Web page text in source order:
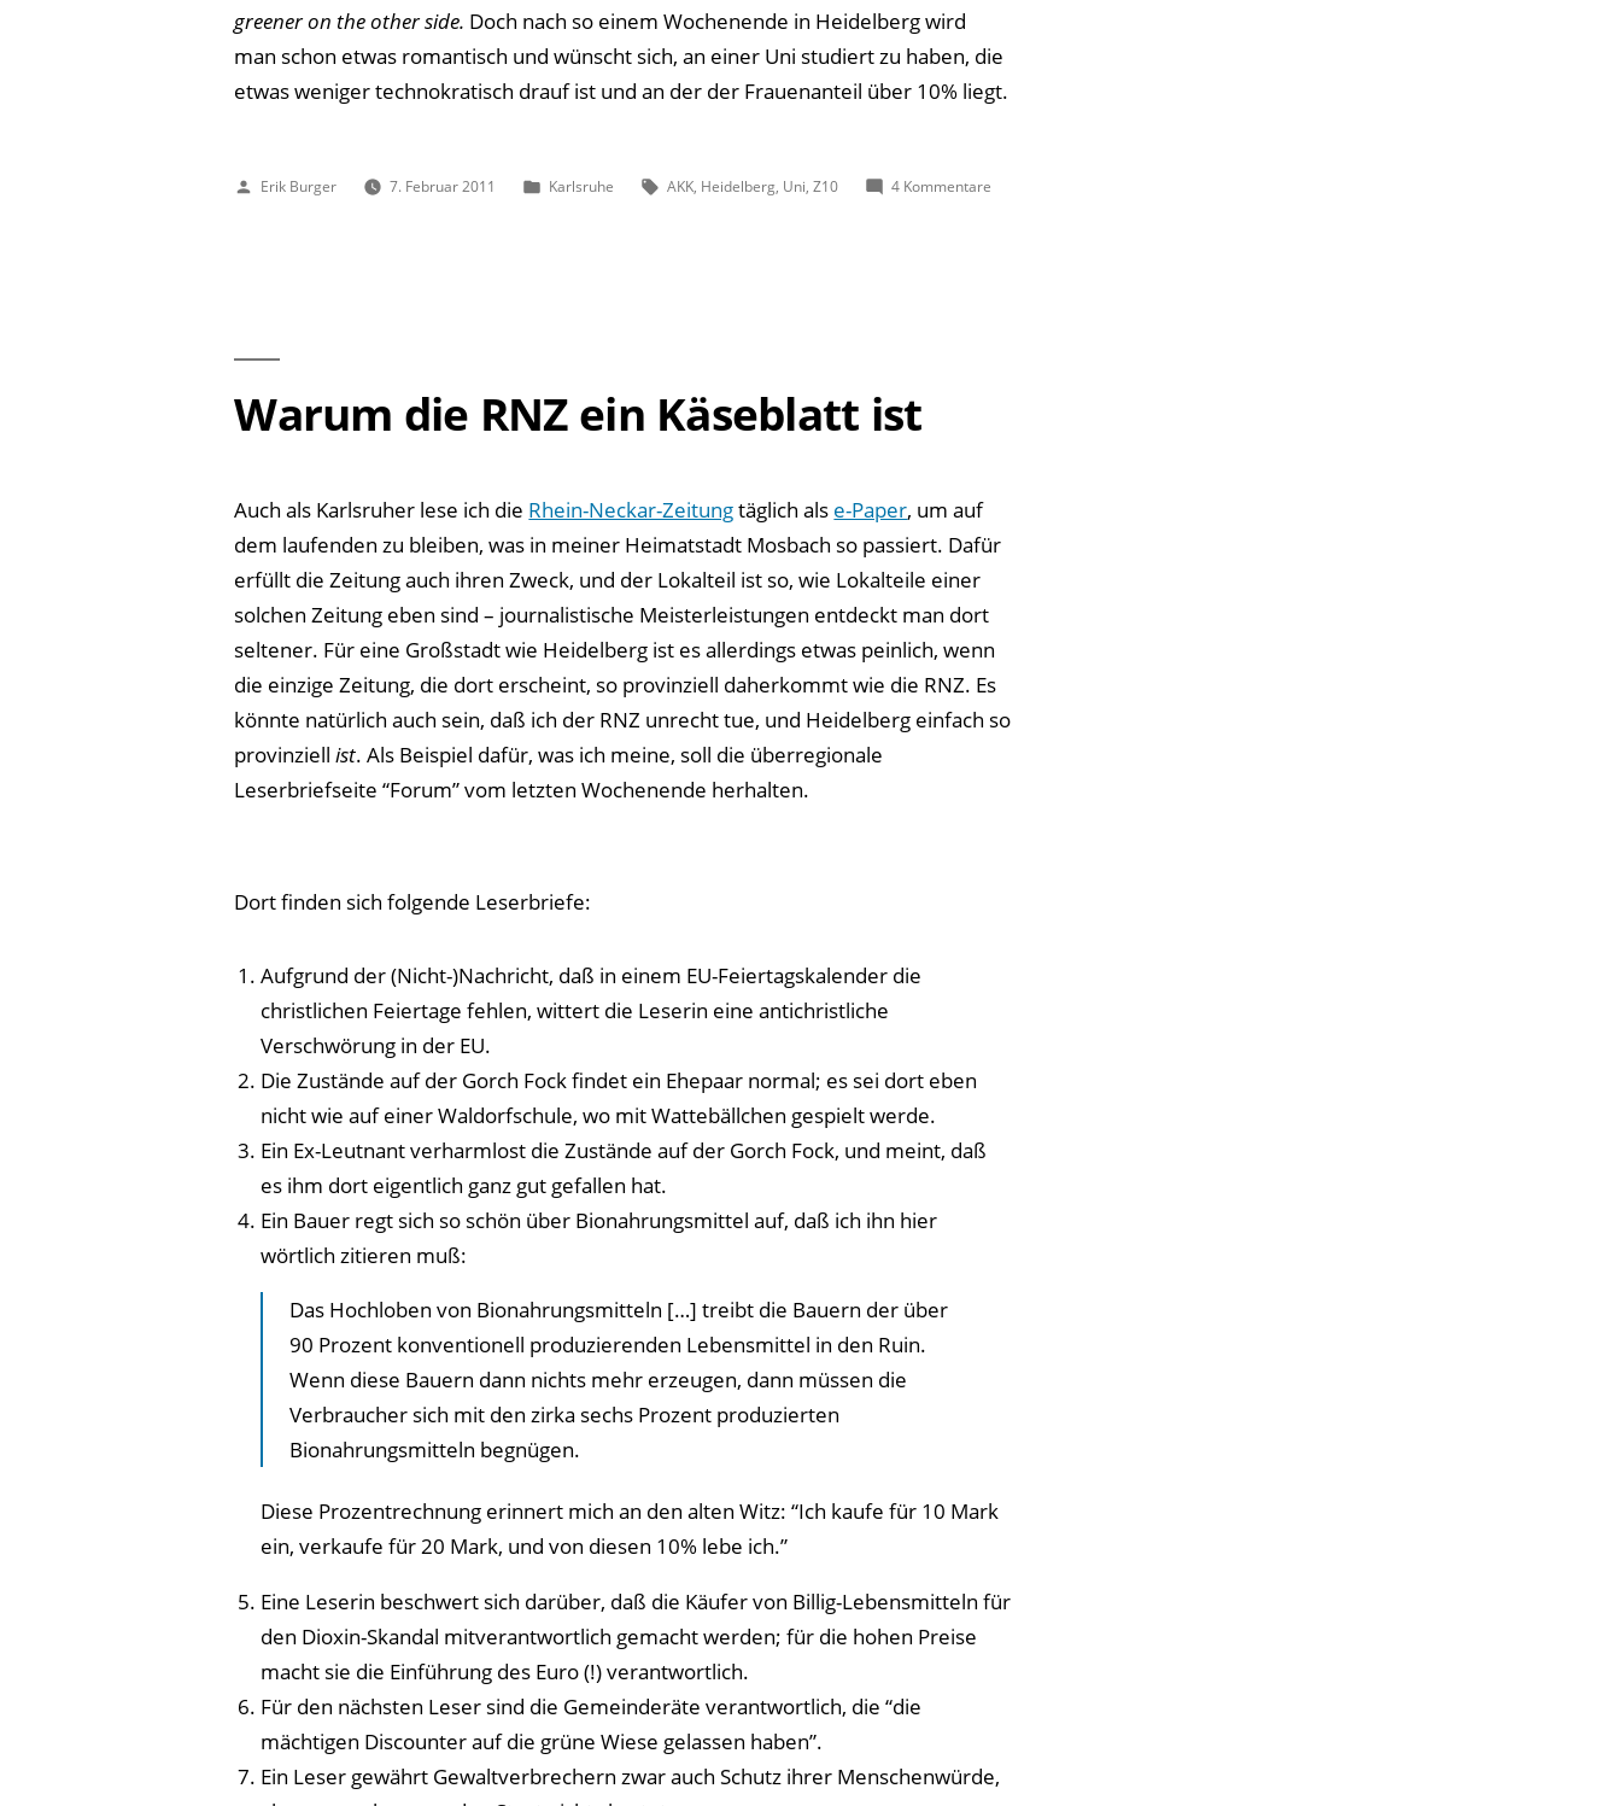
greener on the other side. Doch nach so einem Wochenende in Heidelberg wird
man schon etwas romantisch und wünscht sich, an einer Uni studiert zu haben, die
etwas weniger technokratisch drauf ist und an der der Frauenanteil über 10% liegt.
Veröffentlicht
Erik Burger 7. Februar 2011
Veröffentlicht
Karlsruhe Schlagwörter:
AKK, Heidelberg, Uni Z10 4 Kommentarezu
Warum die RNZ ein Käseblatt ist
Auch als Karlsruher lese ich die Rhein-Neckar-Zeitungtäglich als e-Paper, um auf
dem laufenden zu bleiben, was in meiner Heimatstadt Mosbach so passiert. Dafür
erfüllt die Zeitung auch ihren Zweck, und der Lokalteil ist so, wie Lokalteile einer
solchen Zeitung eben sind – journalistische Meisterleistungen entdeckt man dort
seltener. Für eine Großstadt wie Heidelberg ist es allerdings etwas peinlich, wenn
die einzige Zeitung, die dort erscheint, so provinziell daherkommt wie die RNZ. Es
könnte natürlich auch sein, daß ich der RNZ unrecht tue, und Heidelberg einfach so
provinziellist. Als Beispiel dafür, was ich meine, soll die überregionale
Leserbriefseite “Forum” vom letzten Wochenende herhalten.
Dort finden sich folgende Leserbriefe:
Aufgrund der (Nicht-)Nachricht, daß in einem EU-Feiertagskalender die
christlichen Feiertage fehlen, wittert die Leserin eine antichristliche
Verschwörung in der EU.
Die Zustände auf der Gorch Fock findet ein Ehepaar normal; es sei dort eben
nicht wie auf einer Waldorfschule, wo mit Wattebällchen gespielt werde.
Ein Ex-Leutnant verharmlost die Zustände auf der Gorch Fock, und meint, daß
es ihm dort eigentlich ganz gut gefallen hat.
Ein Bauer regt sich so schön über Bionahrungsmittel auf, daß ich ihn hier
wörtlich zitieren muß:
Das Hochloben von Bionahrungsmitteln […] treibt die Bauern der über
90 Prozent konventionell produzierenden Lebensmittel in den Ruin.
Wenn diese Bauern dann nichts mehr erzeugen, dann müssen die
Verbraucher sich mit den zirka sechs Prozent produzierten
Bionahrungsmitteln begnügen.
Diese Prozentrechnung erinnert mich an den alten Witz: “Ich kaufe für 10 Mark
ein, verkaufe für 20 Mark, und von diesen 10% lebe ich.”
Eine Leserin beschwert sich darüber, daß die Käufer von Billig-Lebensmitteln für
den Dioxin-Skandal mitverantwortlich gemacht werden; für die hohen Preise
macht sie die Einführung des Euro (!) verantwortlich.
Für den nächsten Leser sind die Gemeinderäte verantwortlich, die “die
mächtigen Discounter auf die grüne Wiese gelassen haben”.
Ein Leser gewährt Gewaltverbrechern zwar auch Schutz ihrer Menschenwürde,